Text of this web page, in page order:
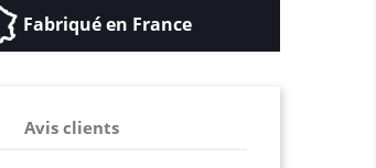
Fabriqué en France
Avis clients